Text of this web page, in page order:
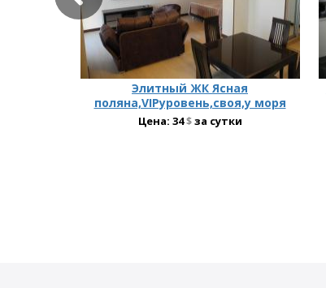
Элитный ЖК Ясная
поляна,VIPуровень,своя,у моря
Цена: 34$за сутки